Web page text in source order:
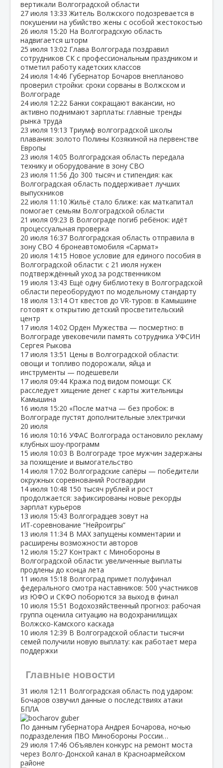
вертикали Волгоградской области
27 июля 13:33 Житель Волжского подозревается в
покушении на убийство жены с особой жестокостью
26 июля 15:20 На Волгоградскую область
надвигается шторм
25 июля 13:02 Глава Волгограда поздравил
сотрудников СК с профессиональным праздником и
отметил работу кадетских классов
24 июля 14:46 Губернатор Бочаров внепланово
проверил стройки: сроки сорваны в Волжском и
Волгограде
24 июля 12:22 Банки сокращают вакансии, но
активно поднимают зарплаты: главные тренды
рынка труда
23 июля 19:13 Триумф волгоградской школы
плавания: золото Полины Козякиной на первенстве
Европы
23 июля 14:05 Волгоградская область передала
технику и оборудование в зону СВО
23 июля 11:56 До 300 тысяч и стипендия: как
Волгоградская область поддерживает лучших
выпускников
22 июля 11:10 Жильё стало ближе: как маткапитал
помогает семьям Волгоградской области
21 июля 09:23 В Волгограде погиб ребёнок: идёт
процессуальная проверка
20 июля 16:37 Волгоградская область отправила в
зону СВО 4 бронеавтомобиля «Сармат»
20 июля 14:15 Новое условие для единого пособия в
Волгоградской области: с 21 июля нужен
подтверждённый уход за родственником
19 июля 13:43 Ещё одну библиотеку в Волгоградской
области переоборудуют по модельному стандарту
18 июля 13:14 От квестов до VR‑туров: в Камышине
готовят к открытию детский просветительский
центр
17 июля 14:02 Орден Мужества — посмертно: в
Волгограде увековечили память сотрудника УФСИН
Сергея Рыкова
17 июля 13:51 Цены в Волгоградской области:
овощи и топливо подорожали, яйца и
инструменты — подешевели
17 июля 09:44 Кража под видом помощи: СК
расследует хищение денег с карты жительницы
Камышина
16 июля 15:20 «После матча — без пробок: в
Волгограде пустят дополнительные электрички
20 июля
16 июля 10:16 УФАС Волгограда остановило рекламу
клубных шоу‑программ
15 июля 10:03 В Волгограде трое мужчин задержаны
за похищение и вымогательство
14 июля 17:02 Волгоградские сапёры — победители
окружных соревнований Росгвардии
14 июля 10:48 150 тысяч рублей и рост
продолжается: зафиксированы новые рекорды
зарплат курьеров
13 июля 15:43 Волгоградцев зовут на
ИТ‑соревнование “Нейроигры”
13 июля 11:34 В МАХ запущены комментарии и
расширены возможности авторов
12 июля 15:27 Контракт с Минобороны в
Волгоградской области: увеличенные выплаты
продлены до конца лета
11 июля 15:18 Волгоград примет полуфинал
федерального смотра наставников: 500 участников
из ЮФО и СКФО поборются за выход в финал
10 июля 15:51 Водохозяйственный прогноз: рабочая
группа оценила ситуацию на водохранилищах
Волжско‑Камского каскада
10 июля 12:39 В Волгоградской области тысячи
семей получили новую выплату: как работает мера
поддержки
Главные новости
31 июля 12:11 Волгоградская область под ударом:
Бочаров озвучил данные о последствиях атаки
БПЛА
По данным губернатора Андрея Бочарова, ночью
подразделения ПВО Минобороны России…
29 июля 17:46 Объявлен конкурс на ремонт моста
через Волго‑Донской канал в Красноармейском
районе